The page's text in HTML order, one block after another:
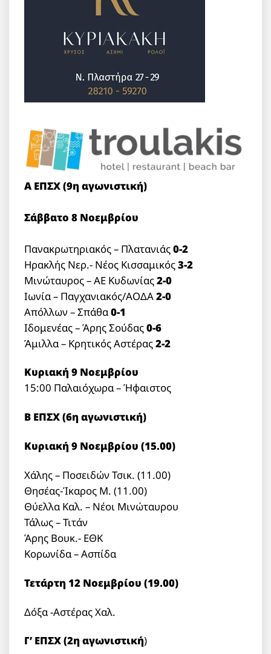
Α ΕΠΣΧ (9η αγωνιστική)
Σάββατο 8 Νοεμβρίου
Πανακρωτηριακός – Πλατανιάς0-2
Ηρακλής Νερ.- Νέος Κισσαμικός3-2
Μινώταυρος – ΑΕ Κυδωνίας2-0
Ιωνία – Παγχανιακός/ΑΟΔΑ2-0
Απόλλων – Σπάθα0-1
Ιδομενέας – Άρης Σούδας0-6
Άμιλλα – Κρητικός Αστέρας2-2
Κυριακή 9 Νοεμβρίου
15:00 Παλαιόχωρα – Ήφαιστος
Β ΕΠΣΧ (6η αγωνιστική)
Κυριακή 9 Νοεμβρίου (15.00)
Χάλης – Ποσειδών Τσικ. (11.00)
Θησέας-Ίκαρος Μ. (11.00)
Θύελλα Καλ. – Νέοι Μινώταυρου
Τάλως – Τιτάν
Άρης Βουκ.- ΕΘΚ
Κορωνίδα – Ασπίδα
Τετάρτη 12 Νοεμβρίου (19.00)
Δόξα -Αστέρας Χαλ.
Γ’ ΕΠΣΧ (2η αγωνιστική)